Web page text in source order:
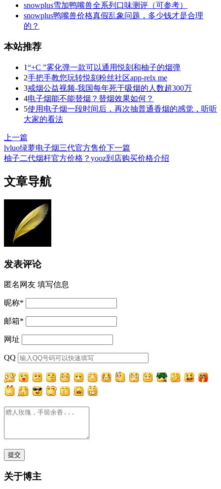
snowplus雪加鸭嘴兽全系列口味测评（可参考）
snowplus鸭嘴兽价格真假乱象问题，多少钱才是合理
的？
本站推荐
1“+C ”雾化弹一款可以通用悦刻和柚子的烟弹
2手把手教您玩转悦刻粉丝社区app-relx me
3戒烟公益视频-我国每年死于吸烟的人数超300万
4电子烟能不能替烟？替烟效果如何？
5使用电子烟一段时间后，再次抽普通香烟的感觉，听听
大家的看法
上一篇
lvluo绿萝电子烟三代官方售价下一篇
柚子二代烟杆官方价格？yooz到店购买价格介绍
文章导航
发表评论
匿名网友 填写信息
昵称*
邮箱*
网址
QQ
关于博主